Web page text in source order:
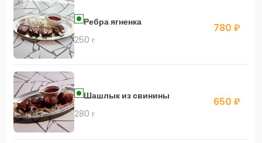
Ребра ягненка
250 г
780 ₽
Шашлык из свинины
280 г
650 ₽